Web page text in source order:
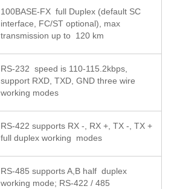
100BASE-FX full Duplex (default SC
interface, FC/ST optional), max
transmission up to 120 km
RS-232 speed is 110-115.2kbps,
support RXD, TXD, GND three wire
working modes
RS-422 supports RX -, RX +, TX -, TX +
full duplex working modes
RS-485 supports A,B half duplex
working mode; RS-422 / 485